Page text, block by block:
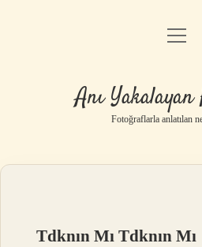
Anasayfa
Yasal
Anı
Fotoğraflarla anlatılan
Tdknın Mı Tdknın Mı